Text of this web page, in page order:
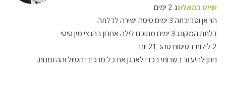
שייט בהאלונג 2 ימים
הוי אן וסביבתה 3 ימים טיסה ישירה לדלתה
דלתת המקונג 3 ימים מתוכם לילה אחרון בהו צי מין סיטי
2 לילות בטיסות סהכ 21 יום
ניתן להיעזר בשרותי בכדי לארגן את כל מרכיבי הטיול וההזמנות.